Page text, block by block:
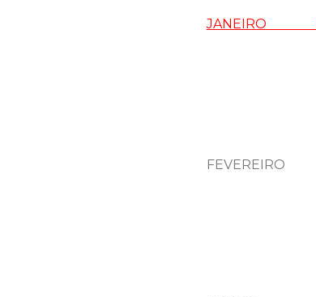
JANEIRO